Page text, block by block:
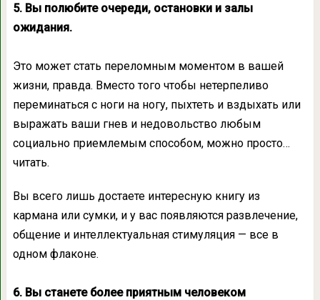
5. Вы полюбите очереди, остановки и залы
ожидания.
Это может стать переломным моментом в вашей
жизни, правда. Вместо того чтобы нетерпеливо
переминаться с ноги на ногу, пыхтеть и вздыхать или
выражать ваши гнев и недовольство любым
социально приемлемым способом, можно просто…
читать.
Вы всего лишь достаете интересную книгу из
кармана или сумки, и у вас появляются развлечение,
общение и интеллектуальная стимуляция — все в
одном флаконе.
6. Вы станете более приятным человеком